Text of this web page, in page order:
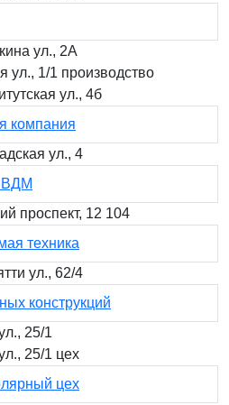
ул., 2А
ул., 1/1 производство
ул., 4б
компания
ул., 4
ВДМ
проспект, 12 104
техника
ул., 62/4
конструкций
25/1
25/1 цех
цех